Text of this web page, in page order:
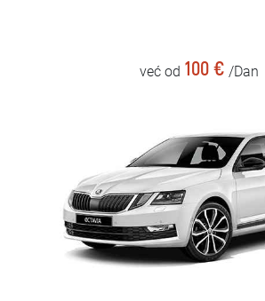
već od 100 € /Dan